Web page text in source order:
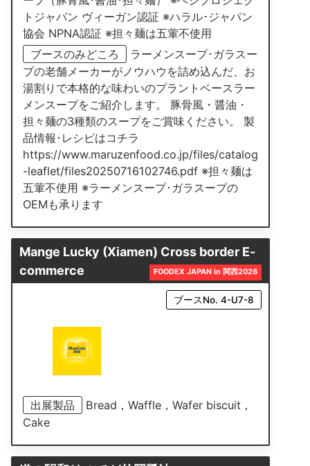
トジャパン ヴィーガン認証 ※ハラル･ジャパン
協会 NPNA認証 ※担々麺は五葷不使用
ブースのみどころ
ラーメンスープ･ガラスー
プの老舗メーカーがノウハウを詰め込んだ、お
湯割りで本格的な味わいのプラントベースラー
メンスープをご紹介します。 豚骨風・醤油・
担々麺の3種類のスープをご賞味ください。 製
品情報･レシピはコチラ
https://www.maruzenfood.co.jp/files/catalog
-leaflet/files20250716102746.pdf ※担々麺は
五葷不使用 ※ラーメンスープ･ガラスープの
OEMも承ります
Mange Lucky (Xiamen) Cross border E-
commerce
FOODEX JAPAN in 関西2026
ブースNo. 4-U7-8
出展製品
Bread，Waffle，Wafer biscuit，
Cake